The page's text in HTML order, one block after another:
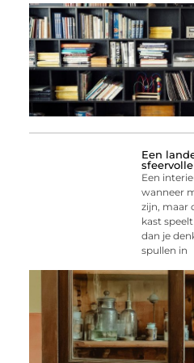
Een
Een
wanneer
zijn, maar
kast
dan je
spullen in